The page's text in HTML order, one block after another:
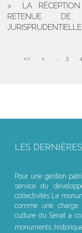
LA
RETENUE DE
<< < ... 3 4
LES
Pour une gestion
service du
collectivités Le
comme une
culture du Sénat a
monuments